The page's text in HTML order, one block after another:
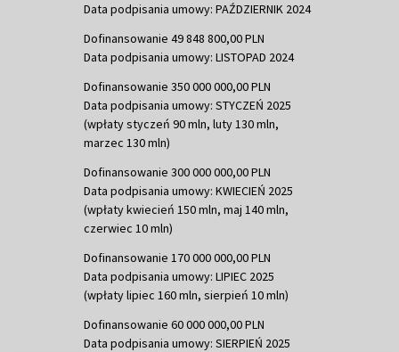
Data podpisania umowy: PAŹDZIERNIK 2024
Dofinansowanie 49 848 800,00 PLN
Data podpisania umowy: LISTOPAD 2024
Dofinansowanie 350 000 000,00 PLN
Data podpisania umowy: STYCZEŃ 2025
(wpłaty styczeń 90 mln, luty 130 mln,
marzec 130 mln)
Dofinansowanie 300 000 000,00 PLN
Data podpisania umowy: KWIECIEŃ 2025
(wpłaty kwiecień 150 mln, maj 140 mln,
czerwiec 10 mln)
Dofinansowanie 170 000 000,00 PLN
Data podpisania umowy: LIPIEC 2025
(wpłaty lipiec 160 mln, sierpień 10 mln)
Dofinansowanie 60 000 000,00 PLN
Data podpisania umowy: SIERPIEŃ 2025